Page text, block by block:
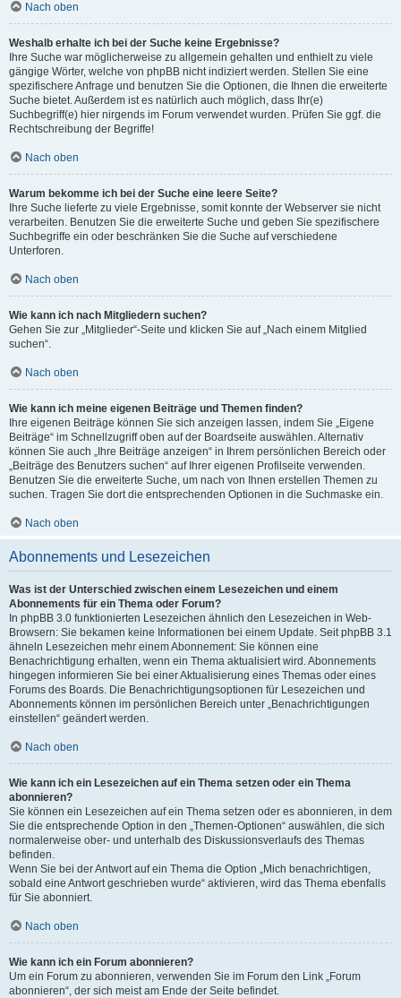
Nach oben
Weshalb erhalte ich bei der Suche keine Ergebnisse?
Ihre Suche war möglicherweise zu allgemein gehalten und enthielt zu viele
gängige Wörter, welche von phpBB nicht indiziert werden. Stellen Sie eine
spezifischere Anfrage und benutzen Sie die Optionen, die Ihnen die erweiterte
Suche bietet. Außerdem ist es natürlich auch möglich, dass Ihr(e)
Suchbegriff(e) hier nirgends im Forum verwendet wurden. Prüfen Sie ggf. die
Rechtschreibung der Begriffe!
Nach oben
Warum bekomme ich bei der Suche eine leere Seite?
Ihre Suche lieferte zu viele Ergebnisse, somit konnte der Webserver sie nicht
verarbeiten. Benutzen Sie die erweiterte Suche und geben Sie spezifischere
Suchbegriffe ein oder beschränken Sie die Suche auf verschiedene
Unterforen.
Nach oben
Wie kann ich nach Mitgliedern suchen?
Gehen Sie zur „Mitglieder“-Seite und klicken Sie auf „Nach einem Mitglied
suchen“.
Nach oben
Wie kann ich meine eigenen Beiträge und Themen finden?
Ihre eigenen Beiträge können Sie sich anzeigen lassen, indem Sie „Eigene
Beiträge“ im Schnellzugriff oben auf der Boardseite auswählen. Alternativ
können Sie auch „Ihre Beiträge anzeigen“ in Ihrem persönlichen Bereich oder
„Beiträge des Benutzers suchen“ auf Ihrer eigenen Profilseite verwenden.
Benutzen Sie die erweiterte Suche, um nach von Ihnen erstellen Themen zu
suchen. Tragen Sie dort die entsprechenden Optionen in die Suchmaske ein.
Nach oben
Abonnements und Lesezeichen
Was ist der Unterschied zwischen einem Lesezeichen und einem
Abonnements für ein Thema oder Forum?
In phpBB 3.0 funktionierten Lesezeichen ähnlich den Lesezeichen in Web-
Browsern: Sie bekamen keine Informationen bei einem Update. Seit phpBB 3.1
ähneln Lesezeichen mehr einem Abonnement: Sie können eine
Benachrichtigung erhalten, wenn ein Thema aktualisiert wird. Abonnements
hingegen informieren Sie bei einer Aktualisierung eines Themas oder eines
Forums des Boards. Die Benachrichtigungsoptionen für Lesezeichen und
Abonnements können im persönlichen Bereich unter „Benachrichtigungen
einstellen“ geändert werden.
Nach oben
Wie kann ich ein Lesezeichen auf ein Thema setzen oder ein Thema
abonnieren?
Sie können ein Lesezeichen auf ein Thema setzen oder es abonnieren, in dem
Sie die entsprechende Option in den „Themen-Optionen“ auswählen, die sich
normalerweise ober- und unterhalb des Diskussionsverlaufs des Themas
befinden.
Wenn Sie bei der Antwort auf ein Thema die Option „Mich benachrichtigen,
sobald eine Antwort geschrieben wurde“ aktivieren, wird das Thema ebenfalls
für Sie abonniert.
Nach oben
Wie kann ich ein Forum abonnieren?
Um ein Forum zu abonnieren, verwenden Sie im Forum den Link „Forum
abonnieren“, der sich meist am Ende der Seite befindet.